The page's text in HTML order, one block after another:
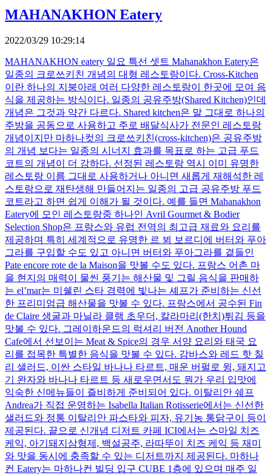
MAHANAKHON Eatery
2022/03/29 10:29:14
MAHANAKHON eatery 일요 특선 셋트 Mahanakhon Eatery은
일종의 크로쓰키친 개념의 대형 레스토랑이다. Cross-Kitchen
이란 하나의 지붕아래 여러 다양한 레스토랑이 한곳에 모여 음
식을 제공하는 방식이다. 일종의 공유주방(Shared Kitchen)인데
개념은 그것과 약간 다르다. Shared kitchen은 말 그대로 하나의
주방을 공동으로 사용하고 주로 배달식사가 전문인 레스토랑
개념이지만 마하나컷의 크로쓰키친(cross-kitchen)은 공유주방
의 개념 보다는 일종의 시너지 효과를 목표로 하는 고급 푸드
코트의 개념이 더 강하다. 선정된 레스토랑 역시 이미 유명한
레스토랑 이름 그대로 사용하거나 아니면 새롭게 재해석한 레
스토랑으로 재탄생해 만들어지는 일종의 고급 공유주방 푸드
코트라고 하면 쉽게 이해가 될 것이다. 예를 들면 Mahanakhon
Eatery에 모인 레스토랑중 하나인 Avril Gourmet & Bodier
Selection Shop은 프랑스와 유럽 전역의 최고급 재료와 요리를
제공하며 특히 세계적으로 유명한 르 뵈 보르디에 버터와 푸아
그라를 구입할 수도 있고 아니면 버터와 푸아그라를 곁들인
Pate encore rote de la Maison을 맛볼 수도 있다. 프랑스 어촌 마
을 현지의 매력이 물씬 풍기는 해산물 및 그릴 음식을 판매하
는 el’mar는 미쉘린 스타 경력에 빛나는 셰프가 준비하는 신선
한 프리미엄급 해산물을 맛볼 수 있다. 프랑스에서 공수된 Fin
de Claire 생굴과 마닐라 클램 초우더, 칼라마리(한치)튀김 등을
맛볼 수 있다. 그레이하운드의 럭셔리 버전 Another Hound
Cafe에서 선보이는 Meat & Spice의 경우 서양 요리와 태국 요
리를 접목한 특별한 음식을 맛볼 수 있다. 감바스와 레드 핫 칠
리 샐러드, 이싼 스타일 바나나 타르트, 매운 버펄로 윙, 돼지고
기 완자와 바나나 타르트 등 새로우면서도 뭔가 우리 입맛에
익숙한 신메뉴들이 즐비하게 준비되어 있다. 이탈리안 쉐프
Andrea가 직접 운영하는 Isabella Italian Rotisserie에서는 신선한
샐러드와 정통 이탈리안 파스타와 피자, 유기농 통닭구이 등이
제공된다. 끝으로 신개념 디저트 카페 ICI에서는 스마일 치즈
케익, 아기돼지삼형제, 백설공주, 라따뚜이 치즈 케익 등 재미
와 맛을 동시에 충족할 수 있는 디저트까지 제공된다. 마하나
컨 Eatery는 마하나컨 빌딩 입구 CUBE 1층에 있으며 매주 일